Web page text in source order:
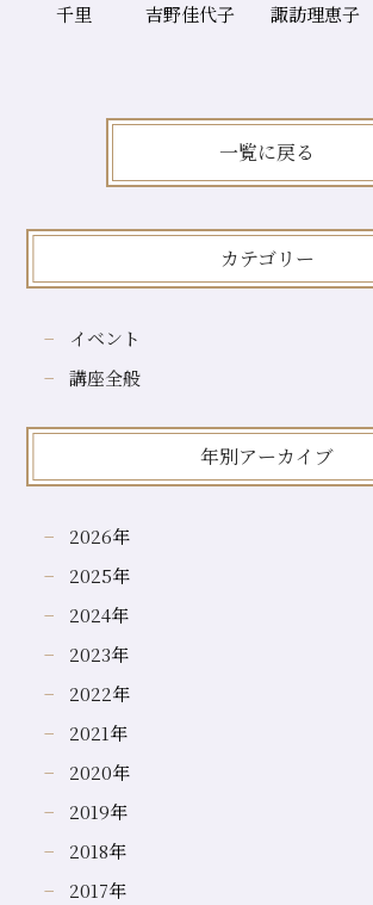
千里 吉野佳代子 諏訪理恵子
一覧に戻る
カテゴリー
イベント
講座全般
年別アーカイブ
2026年
2025年
2024年
2023年
2022年
2021年
2020年
2019年
2018年
2017年